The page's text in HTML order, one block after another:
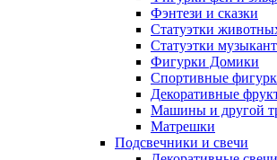
Фэнтези и сказки
Статуэтки
Статуэтки
Фигурки Домики
Спортивные
Декоративные
Машины и другой
Матрешки
Подсвечники и свечи